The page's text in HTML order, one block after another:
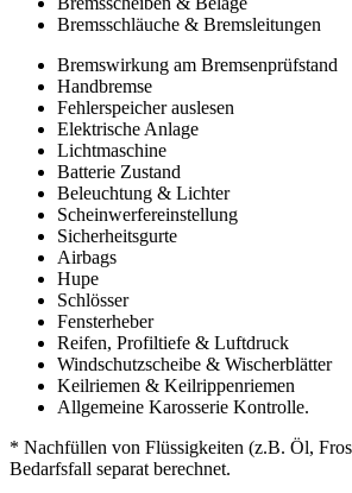
Bremsschläuche & Bremsleitungen
Bremswirkung am Bremsenprüfstand
Handbremse
Fehlerspeicher auslesen
Elektrische Anlage
Lichtmaschine
Batterie Zustand
Beleuchtung & Lichter
Scheinwerfereinstellung
Sicherheitsgurte
Airbags
Hupe
Schlösser
Fensterheber
Reifen, Profiltiefe & Luftdruck
Windschutzscheibe & Wischerblätter
Keilriemen & Keilrippenriemen
Allgemeine Karosserie Kontrolle.
* Nachfüllen von Flüssigkeiten (z.B. Öl,
Bedarfsfall separat berechnet.